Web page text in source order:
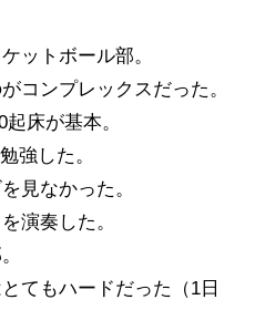
ットボール部。
コンプレックスだった。
床が基本。
強した。
見なかった。
演奏した。
てもハードだった（1日